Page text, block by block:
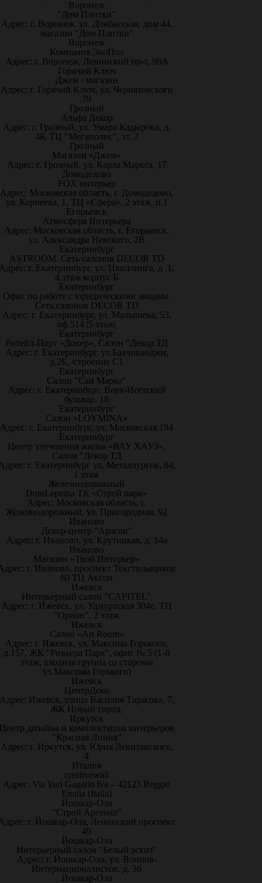
Воронеж
"Дом Плитки"
Адрес: г. Воронеж. ул. Донбасская, дом 44,
магазин "Дом Плитки"
Воронеж
Компания ЭкоПол
Адрес: г. Воронеж, Ленинский пр-т, 96А
Горячий Ключ
Джем - магазин
Адрес: г. Горячий Ключ, ул. Черняховского
79
Грозный
Альфа Декор
Адрес: г. Грозный, ул. Умара Кадырова, д.
48, ТЦ "Мегаполис", эт. 2
Грозный
Магазин «Джем»
Адрес: г. Грозный, ул. Карла Маркса, 17
Домодедово
FOX интерьер
Адрес: Московская область, г. Домодедово,
ул. Корнеева, 1, ТЦ «Сфера», 2 этаж, п.1
Егорьевск
Атмосфера Интерьера
Адрес: Московская область, г. Егорьевск,
ул. Александра Невского, 2В
Екатеринбург
ASTROOM. Сеть салонов DECOR TD
г. Екатеринбург, ул. Цвиллинга, д .1,
4 этаж корпус Б
Екатеринбург
Офис по работе с юридическими лицами.
Сеть салонов DECOR TD
Адрес: г. Екатеринбург, ул. Малышева, 53,
оф.514 |5 этаж|
Екатеринбург
Ритейл-Порт «Докер», Салон "Декор ТД
Адрес: г. Екатеринбург, ул.Бахчиванджи,
д.2Б, /строение С1
Екатеринбург
Салон "Сан Марко"
Адрес: г. Екатеринбург, Верх-Исетский
бульвар, 18
Екатеринбург
Салон «LOYMINA»
Адрес: г. Екатеринбург, ул. Московская 194
Екатеринбург
Центр улучшения жилья «ВАУ ХАУЗ»,
Салон "Декор ТД
г. Екатеринбург ул. Металлургов, 84,
1 этаж
Железнодорожный
DomLepnina ТК «Строй парк»
Адрес: Московская область, г.
Железнодорожный, ул. Пригородная, 92
Иваново
Декор-центр "Арагон"
Адрес: г. Иваново, ул. Крутицкая, д. 14а
Иваново
Магазин «Твой Интерьер»
г. Иваново, проспект Текстильщиков
80 ТЦ Аксон
Ижевск
Интерьерный салон "CAPITEL"
Адрес: г. Ижевск, ул. Удмуртская 304е, ТЦ
"Орион", 2 этаж
Ижевск
Салон «Art Room»
Адрес: г. Ижевск, ул. Максима Горького,
д.157, ЖК "Ривьера Парк", офис № 5 (1-й
этаж, входная группа со стороны
ул.Максима Горького)
Ижевск
ЦентрДеко
Ижевск, улица Василия Тарасова, 7,
ЖК Новый город.
Иркутск
дизайна и комплектации интерьеров
"Красная Линия"
Адрес: г. Иркутск, ул. Юрия Левитанского,
4
Италия
creativewall
Адрес: Via Yuri Gagarin 6/a – 42123 Reggio
Emilia (Italia)
Йошкар-Ола
"Строй Арсенал"
г. Йошкар-Ола, Ленинский проспект
49
Йошкар-Ола
Интерьерный салон "Белый эскиз"
Адрес: г. Йошкар-Ола, ул. Воинов-
Интернационалистов, д. 36
Йошкар-Ола